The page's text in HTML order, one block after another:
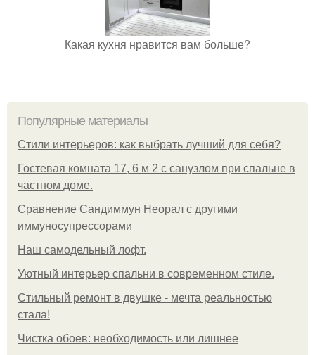
Какая кухня нравится вам больше?
Популярные материалы
Стили интерьеров: как выбрать лучший для себя?
Гостевая комната 17, 6 м 2 с санузлом при спальне в
частном доме.
Сравнение Сандиммун Неорал с другими
иммуносупрессорами
Наш самодельный лофт.
Уютный интерьер спальни в современном стиле.
Стильный ремонт в двушке - мечта реальностью
стала!
Чистка обоев: необходимость или лишнее